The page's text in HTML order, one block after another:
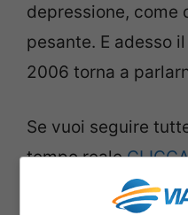
depressione, come
pesante. E adesso
2006 torna a
Se vuoi seguire
tempo reale